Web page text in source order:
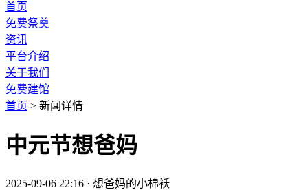
首页
免费祭奠
资讯
平台介绍
关于我们
免费建馆
首页 > 新闻详情
中元节想爸妈
2025-09-06 22:16 · 想爸妈的小棉袄